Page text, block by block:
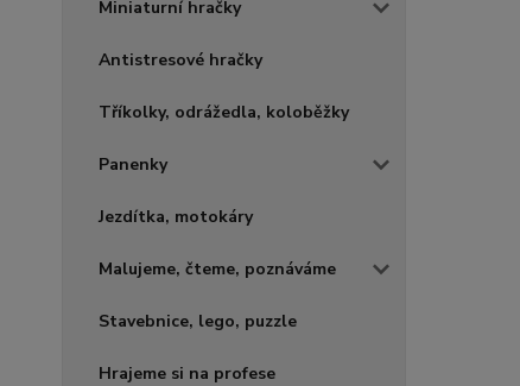
Miniaturní hračky
Antistresové hračky
Tříkolky, odrážedla, koloběžky
Panenky
Jezdítka, motokáry
Malujeme, čteme, poznáváme
Stavebnice, lego, puzzle
Hrajeme si na profese